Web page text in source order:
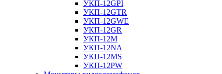
УКП-12GPI
УКП-12GTR
УКП-12GWE
УКП-12GR
УКП-12М
УКП-12NA
УКП-12MS
УКП-12PW